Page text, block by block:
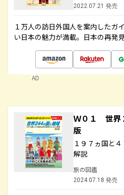
2022.07.21 発売
１万人の訪日外国人を案内したガ
い日本の魅力が満載。日本の再発
AD
Ｗ０１ 世界
版
１９７ヵ国と
解説
旅の図鑑
2024.07.18 発売